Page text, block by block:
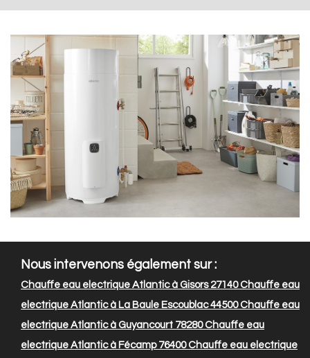
Nous intervenons également sur :
Chauffe eau electrique Atlantic à Gisors 27140Chauffe eau
electrique Atlantic à La Baule Escoublac 44500Chauffe eau
electrique Atlantic à Guyancourt 78280Chauffe eau
electrique Atlantic à Fécamp 76400Chauffe eau electrique